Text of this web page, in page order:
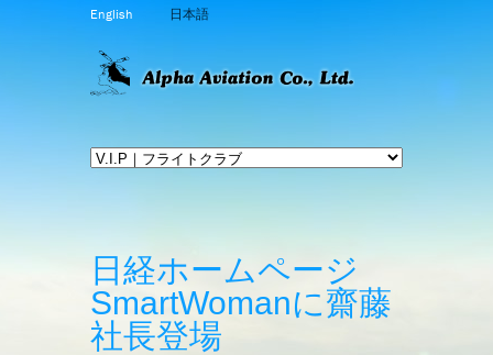
English 日本語
日経ホームページ
SmartWomanに齋藤
社長登場